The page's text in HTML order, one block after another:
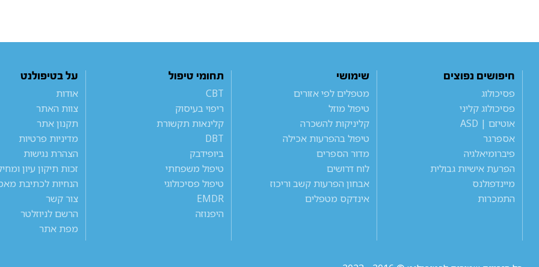
חיפושים נפוצים
פסיכולוג
פסיכולוג קליני
אוטיזם | ASD
אספרגר
פיברומיאלגיה
הפרעת אישיות גבולית
מיינדפולנס
התמכרות
שימושי
מטפלים לפי אזורים
טיפול מוזל
קליניקות להשכרה
טיפול בהפרעות אכילה
מדור הספרים
לוח דרושים
אבחון הפרעות קשב וריכוז
אינדקס מטפלים
תחומי טיפול
CBT
ריפוי בעיסוק
קלינאות תקשורת
DBT
ביופידבק
טיפול משפחתי
טיפול פסיכולוגי
EMDR
היפנוזה
על בטיפולנט
אודות
צוות האתר
תקנון אתר
מדיניות פרטיות
הצהרת נגישות
זכות תיקון עיון
הנחיות לכתיבת
צור קשר
הרשם לניוזלטר
מפת אתר